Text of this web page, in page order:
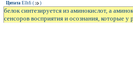
Цитата Elhfi ( )
белок синтезируется из аминокислот, а
сенсоров восприятия и осознания, которые